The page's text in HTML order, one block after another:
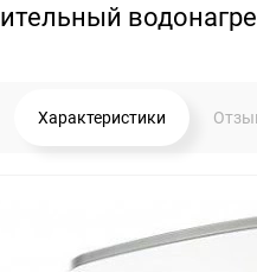
Характеристики